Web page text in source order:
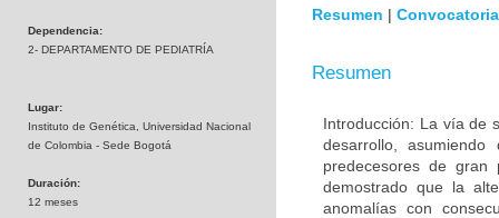
Dependencia:
2- DEPARTAMENTO DE PEDIATRÍA
Lugar:
Instituto de Genética, Universidad Nacional
de Colombia - Sede Bogotá
Duración:
12 meses
Resumen | Convocatoria
Resumen
Introducción: La vía de
desarrollo,
predecesores de gran
demostrado que la
anomalías con